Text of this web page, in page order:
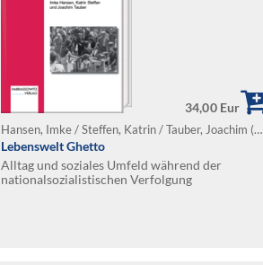
34,00 Eur
Hansen, Imke / Steffen, Katrin / Tauber, Joachim (Hg.)
Lebenswelt Ghetto
Alltag und soziales Umfeld während der
nationalsozialistischen Verfolgung